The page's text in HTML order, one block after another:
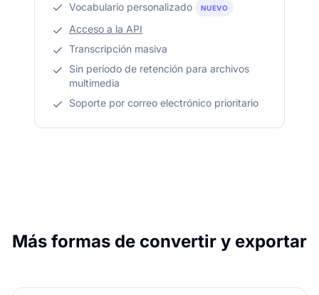
Vocabulario personalizado
NUEVO
Acceso a la API
Transcripción masiva
Sin período de retención para archivos
multimedia
Soporte por correo electrónico prioritario
Más formas de convertir y exportar